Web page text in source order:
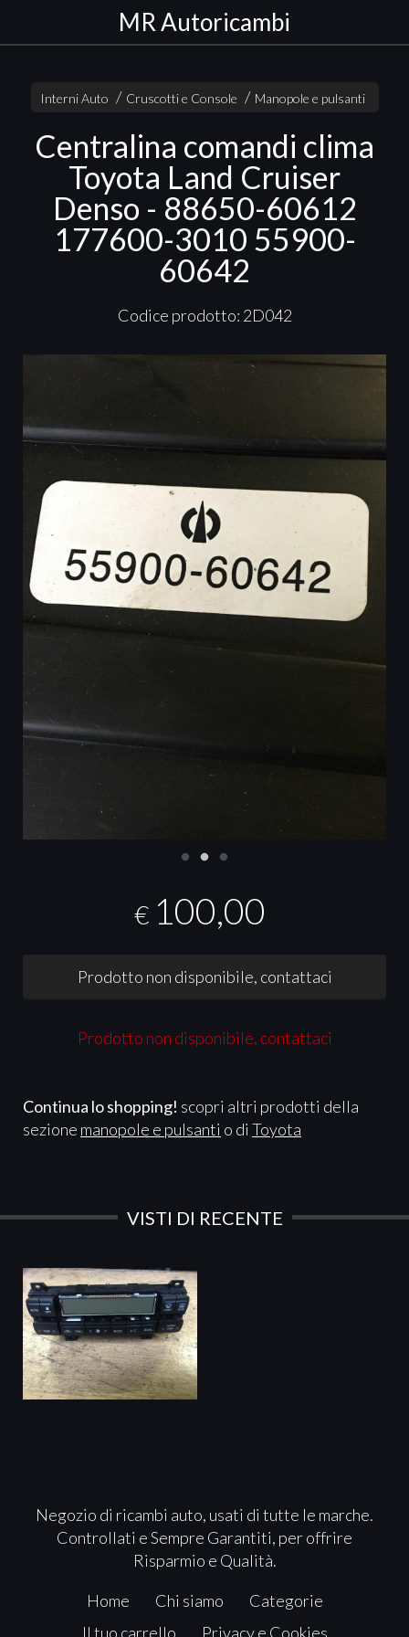
MR Autoricambi
Interni Auto Cruscotti e Console Manopole e pulsanti
Centralina comandi clima
Toyota Land Cruiser
Denso - 88650-60612
177600-3010 55900-
60642
Codice prodotto: 2D042
€ 100,00
Prodotto non disponibile, contattaci
Prodotto non disponibile, contattaci
Continua lo shopping! scopri altri prodotti della
sezione manopole e pulsanti o di Toyota
VISTI DI RECENTE
Negozio di ricambi auto, usati di tutte le marche.
Controllati e Sempre Garantiti, per offrire
Risparmio e Qualità.
Home Chi siamo
Categorie
Il tuo carrello
Privacy e Cookies